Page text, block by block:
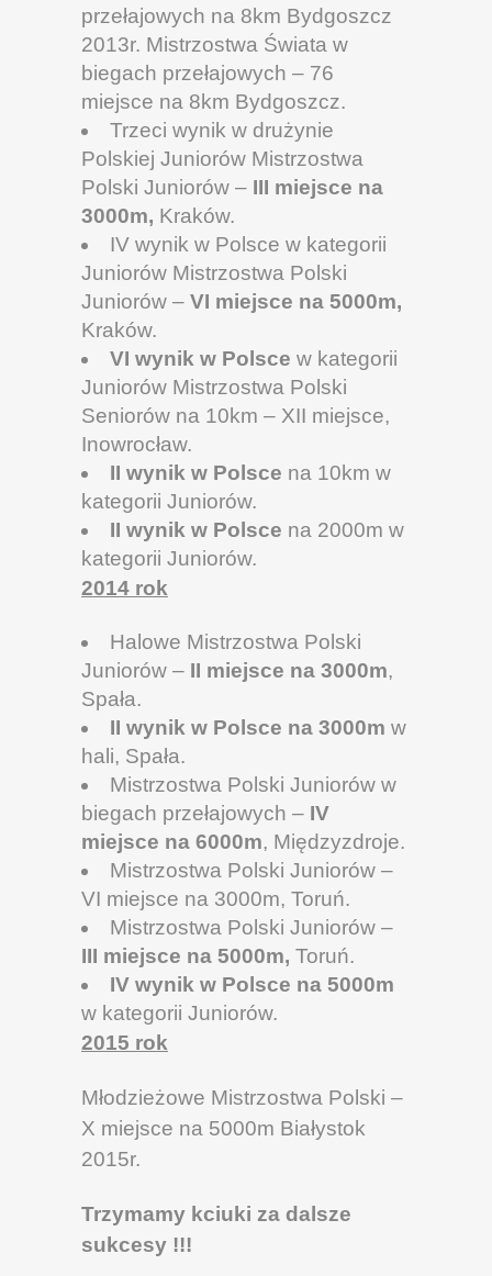
przełajowych na 8km Bydgoszcz
2013r. Mistrzostwa Świata w
biegach przełajowych – 76
miejsce na 8km Bydgoszcz.
Trzeci wynik w drużynie
Polskiej Juniorów Mistrzostwa
Polski Juniorów – III miejsce na
3000m, Kraków.
IV wynik w Polsce w kategorii
Juniorów Mistrzostwa Polski
Juniorów – VI miejsce na 5000m,
Kraków.
VI wynik w Polsce w kategorii
Juniorów Mistrzostwa Polski
Seniorów na 10km – XII miejsce,
Inowrocław.
II wynik w Polsce na 10km w
kategorii Juniorów.
II wynik w Polsce na 2000m w
kategorii Juniorów.
2014 rok
Halowe Mistrzostwa Polski
Juniorów – II miejsce na 3000m,
Spała.
II wynik w Polsce na 3000m w
hali, Spała.
Mistrzostwa Polski Juniorów w
biegach przełajowych – IV
miejsce na 6000m, Międzyzdroje.
Mistrzostwa Polski Juniorów –
VI miejsce na 3000m, Toruń.
Mistrzostwa Polski Juniorów –
III miejsce na 5000m, Toruń.
IV wynik w Polsce na 5000m
w kategorii Juniorów.
2015 rok
Młodzieżowe Mistrzostwa Polski –
X miejsce na 5000m Białystok
2015r.
Trzymamy kciuki za dalsze
sukcesy !!!